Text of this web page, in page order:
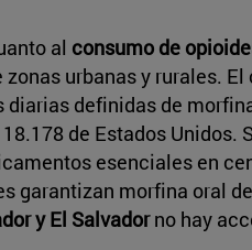
al consumo de
zonas urbanas y rurales.
diarias definidas de
de Estados
esenciales en
garantizan morfina oral
y El Salvadorno hay